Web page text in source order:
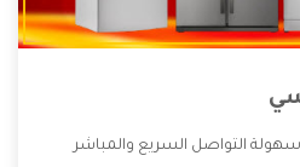
التواصل السريع والمباشر